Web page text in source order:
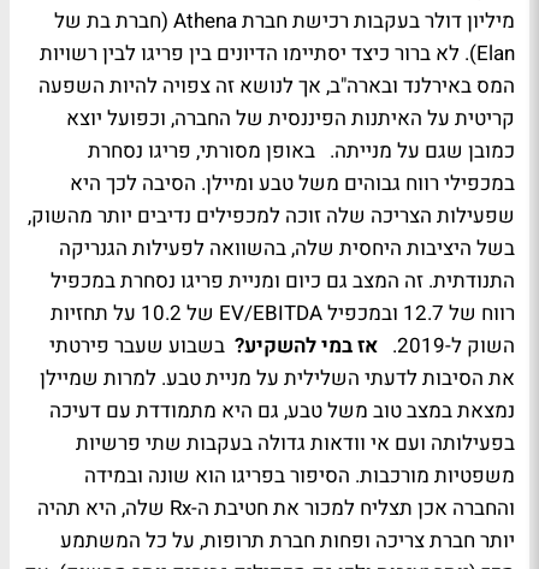
מיליון דולר בעקבות רכישת חברת Athena (חברת בת של
Elan). לא ברור כיצד יסתיימו הדיונים בין פריגו לבין רשויות
המס באירלנד ובארה"ב, אך לנושא זה צפויה להיות השפעה
קריטית על האיתנות הפיננסית של החברה, וכפועל יוצא
כמובן שגם על מנייתה. באופן מסורתי, פריגו נסחרת
במכפילי רווח גבוהים משל טבע ומיילן. הסיבה לכך היא
שפעילות הצריכה שלה זוכה למכפילים נדיבים יותר מהשוק,
בשל היציבות היחסית שלה, בהשוואה לפעילות הגנריקה
התנודתית. זה המצב גם כיום ומניית פריגו נסחרת במכפיל
רווח של 12.7 ובמכפיל EV/EBITDA של 10.2 על תחזיות
השוק ל-2019.
אז במי להשקיע? בשבוע שעבר פירטתי
את הסיבות לדעתי השלילית על מניית טבע. למרות שמיילן
נמצאת במצב טוב משל טבע, גם היא מתמודדת עם דעיכה
בפעילותה ועם אי וודאות גדולה בעקבות שתי פרשיות
משפטיות מורכבות. הסיפור בפריגו הוא שונה ובמידה
והחברה אכן תצליח למכור את חטיבת ה-Rx שלה, היא תהיה
יותר חברת צריכה ופחות חברת תרופות, על כל המשתמע